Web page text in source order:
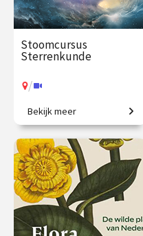
Stoomcursus
Sterrenkunde
/
Maak een rondreis door het
heelal tot aan de sterren en
daar voorbij.
€ 217.00
vanaf 2
nov.
/ Op locatie of online
Bekijk meer